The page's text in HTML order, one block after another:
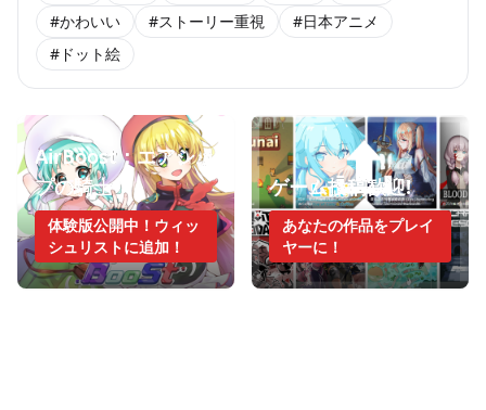
#かわいい
#ストーリー重視
#日本アニメ
#ドット絵
AirBoost：エアシッ
プの騎士
体験版公開中！ウィッ
シュリストに追加！
ゲーム投稿歓迎!
あなたの作品をプレイ
ヤーに！